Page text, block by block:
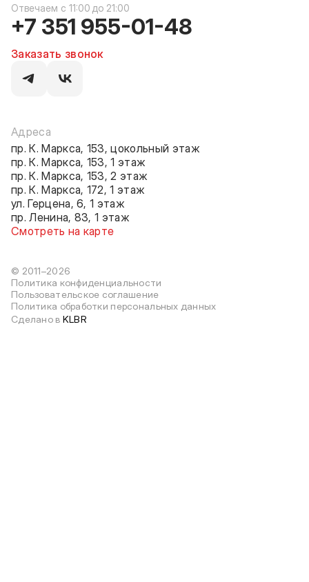
© 2011–2026
Политика конфиденциальности
Пользовательское соглашение
Политика обработки персональных данных
Сделано в KLBR
c 11:00 до 21:00
+7 351 955-01-48
Заказать звонок
Адреса
пр. К. Маркса, 153, цокольный этаж
пр. К. Маркса, 153, 1 этаж
пр. К. Маркса, 153, 2 этаж
пр. К. Маркса, 172, 1 этаж
ул. Герцена, 6, 1 этаж
пр. Ленина, 83, 1 этаж
Смотреть на карте